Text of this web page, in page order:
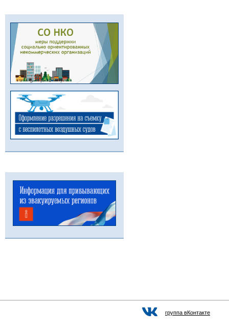
группа вКонтакте